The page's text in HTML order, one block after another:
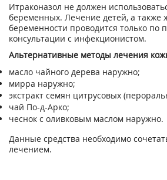
Итраконазол не должен
беременных. Лечение детей, а
беременности проводится только по
консультации с инфекционистом.
Альтернативные методы лечения
масло чайного дерева наружно;
мирра наружно;
экстракт семян цитрусовых
чай По-д-Арко;
чеснок с оливковым маслом наружно.
Данные средства необходимо
лечением.